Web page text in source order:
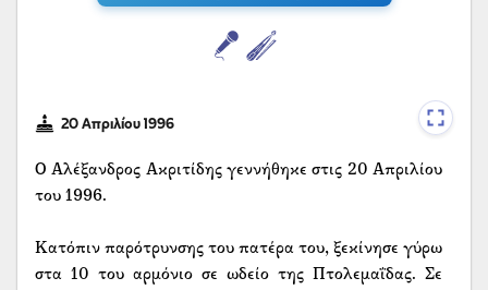
20 Απριλίου 1996
Ο Αλέξανδρος Ακριτίδης γεννήθηκε στις 20 Απριλίου
του 1996.
Κατόπιν παρότρυνσης του πατέρα του, ξεκίνησε γύρω
στα 10 του αρμόνιο σε ωδείο της Πτολεμαΐδας. Σε